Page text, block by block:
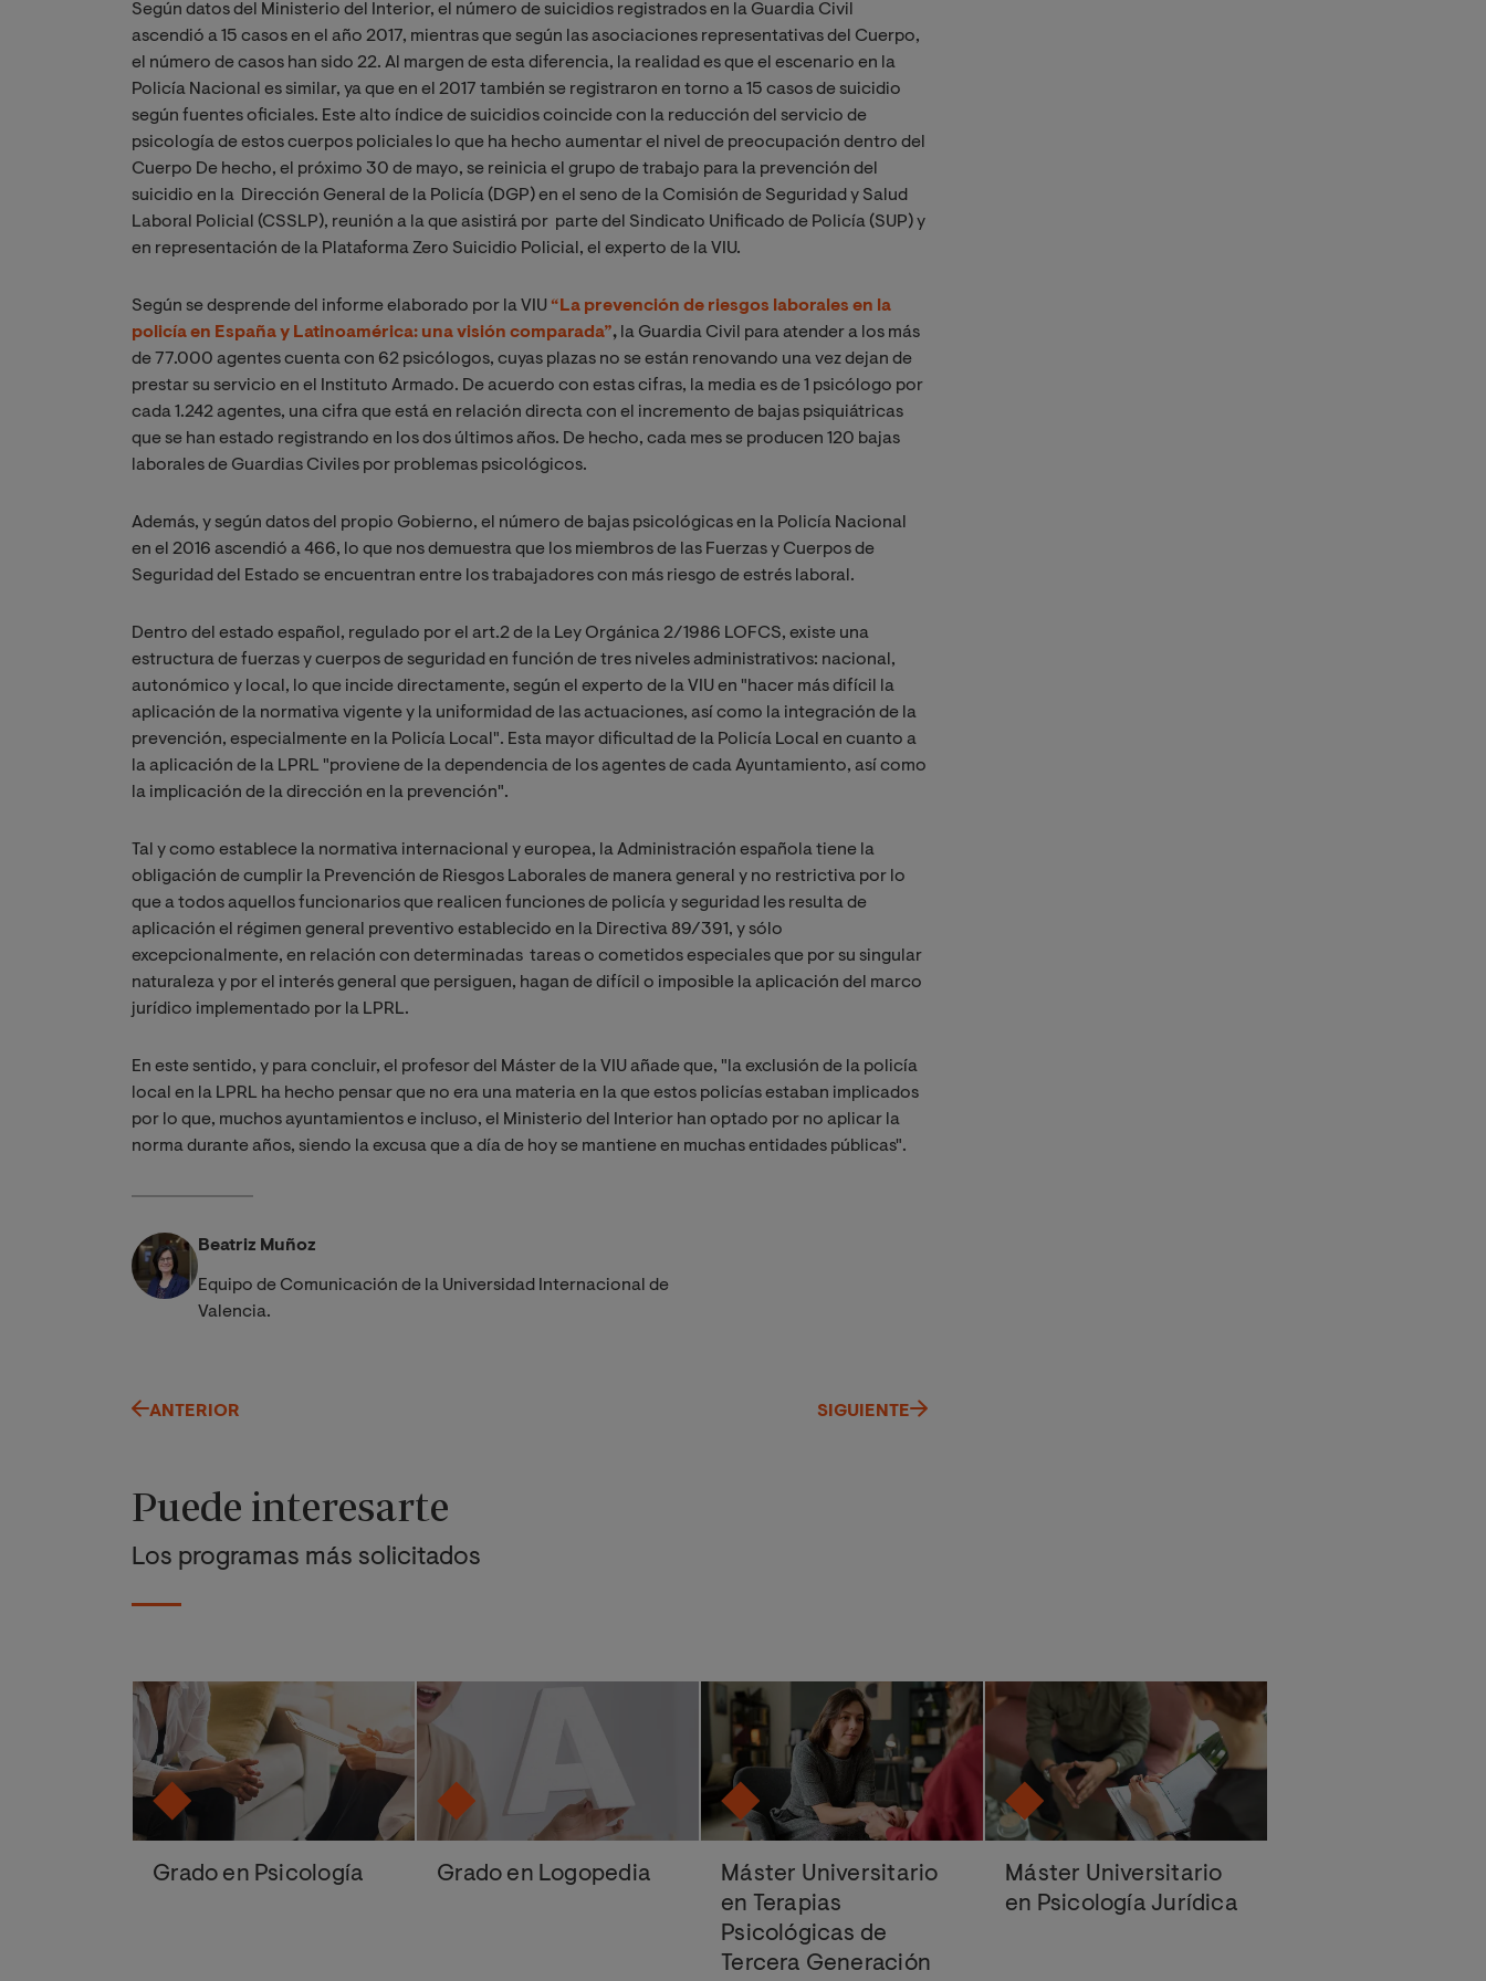
Según datos del Ministerio del Interior, el número de suicidios registrados en la Guardia Civil
ascendió a 15 casos en el año 2017, mientras que según las asociaciones representativas del Cuerpo,
el número de casos han sido 22. Al margen de esta diferencia, la realidad es que el escenario en la
Policía Nacional es similar, ya que en el 2017 también se registraron en torno a 15 casos de suicidio
según fuentes oficiales. Este alto índice de suicidios coincide con la reducción del servicio de
psicología de estos cuerpos policiales lo que ha hecho aumentar el nivel de preocupación dentro del
Cuerpo De hecho, el próximo 30 de mayo, se reinicia el grupo de trabajo para la prevención del
suicidio en la Dirección General de la Policía (DGP) en el seno de la Comisión de Seguridad y Salud
Laboral Policial (CSSLP), reunión a la que asistirá por parte del Sindicato Unificado de Policía (SUP) y
en representación de la Plataforma Zero Suicidio Policial, el experto de la VIU.
Según se desprende del informe elaborado por la VIU“La prevención de riesgos laborales en la
policía en España y Latinoamérica: una visión comparada”, la Guardia Civil para atender a los más
de 77.000 agentes cuenta con 62 psicólogos, cuyas plazas no se están renovando una vez dejan de
prestar su servicio en el Instituto Armado. De acuerdo con estas cifras, la media es de 1 psicólogo por
cada 1.242 agentes, una cifra que está en relación directa con el incremento de bajas psiquiátricas
que se han estado registrando en los dos últimos años. De hecho, cada mes se producen 120 bajas
laborales de Guardias Civiles por problemas psicológicos.
Además, y según datos del propio Gobierno, el número de bajas psicológicas en la Policía Nacional
en el 2016 ascendió a 466, lo que nos demuestra que los miembros de las Fuerzas y Cuerpos de
Seguridad del Estado se encuentran entre los trabajadores con más riesgo de estrés laboral.
Dentro del estado español, regulado por el art.2 de la Ley Orgánica 2/1986 LOFCS, existe una
estructura de fuerzas y cuerpos de seguridad en función de tres niveles administrativos: nacional,
autonómico y local, lo que incide directamente, según el experto de la VIU en "hacer más difícil la
aplicación de la normativa vigente y la uniformidad de las actuaciones, así como la integración de la
prevención, especialmente en la Policía Local". Esta mayor dificultad de la Policía Local en cuanto a
la aplicación de la LPRL "proviene de la dependencia de los agentes de cada Ayuntamiento, así como
la implicación de la dirección en la prevención".
Tal y como establece la normativa internacional y europea, la Administración española tiene la
obligación de cumplir la Prevención de Riesgos Laborales de manera general y no restrictiva por lo
que a todos aquellos funcionarios que realicen funciones de policía y seguridad les resulta de
aplicación el régimen general preventivo establecido en la Directiva 89/391, y sólo
excepcionalmente, en relación con determinadas tareas o cometidos especiales que por su singular
naturaleza y por el interés general que persiguen, hagan de difícil o imposible la aplicación del marco
jurídico implementado por la LPRL.
En este sentido, y para concluir, el profesor del Máster de la VIU añade que, "la exclusión de la policía
local en la LPRL ha hecho pensar que no era una materia en la que estos policías estaban implicados
por lo que, muchos ayuntamientos e incluso, el Ministerio del Interior han optado por no aplicar la
norma durante años, siendo la excusa que a día de hoy se mantiene en muchas entidades públicas".
Beatriz Muñoz
Equipo de Comunicación de la Universidad Internacional de
Valencia.
ANTERIOR SIGUIENTE
Puede interesarte
Los programas más solicitados
Grado en Psicología Grado en Logopedia
Máster Universitario
en Terapias
Psicológicas de
Tercera Generación
Máster Universitario
en Psicología Jurídica